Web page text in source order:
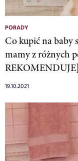
PORADY
Co kupić na baby
mamy z różnych
REKOMENDUJE]
19.10.2021